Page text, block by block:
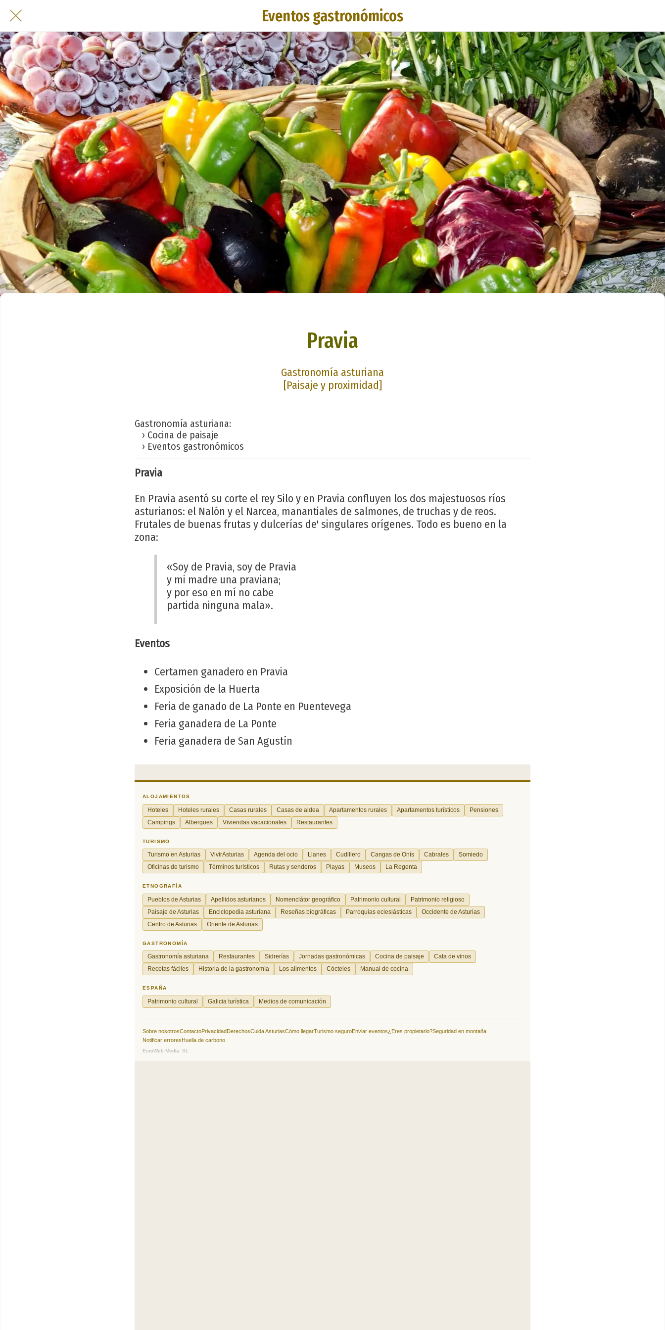
Eventos gastronómicos
Pravia
Gastronomía asturiana
[Paisaje y proximidad]
Gastronomía asturiana:
› Cocina de paisaje
› Eventos gastronómicos
Pravia
En Pravia asentó su corte el rey Silo y en Pravia confluyen los dos majestuosos ríos
asturianos: el Nalón y el Narcea, manantiales de salmones, de truchas y de reos.
Frutales de buenas frutas y dulcerías de' singulares orígenes. Todo es bueno en la
zona:
«Soy de Pravia, soy de Pravia
y mi madre una praviana;
y por eso en mí no cabe
partida ninguna mala».
Eventos
Certamen ganadero en Pravia
Exposición de la Huerta
Feria de ganado de La Ponte en Puentevega
Feria ganadera de La Ponte
Feria ganadera de San Agustín